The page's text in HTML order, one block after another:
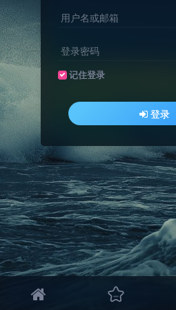
用户名或邮箱
登录密码
记住登录
登录